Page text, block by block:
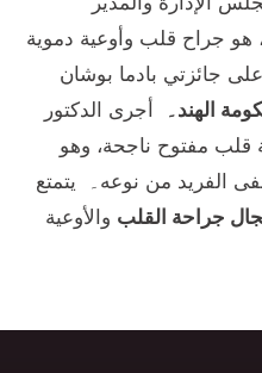
، هو جراح قلب وأوعية دموية
جائزتي بادما بوشان
الهند۔ أجرى الدكتور
من 48,000 عملية قلب مفتوح ناجحة، وهو
الفريد من نوعه۔ يتمتع
جراحة القلب والأوعية